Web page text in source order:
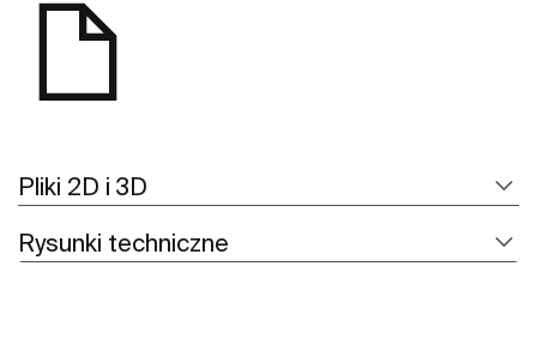
Pliki 2D i 3D
Rysunki techniczne